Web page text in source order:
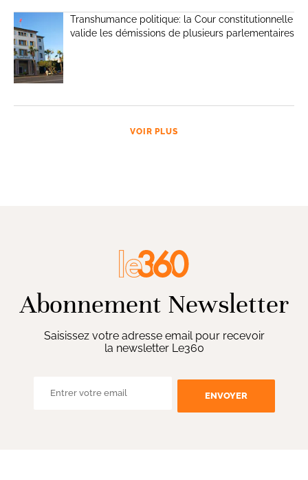
Transhumance politique: la Cour constitutionnelle
valide les démissions de plusieurs parlementaires
VOIR PLUS
Abonnement Newsletter
Saisissez votre adresse email pour recevoir
la newsletter Le360
ENVOYER